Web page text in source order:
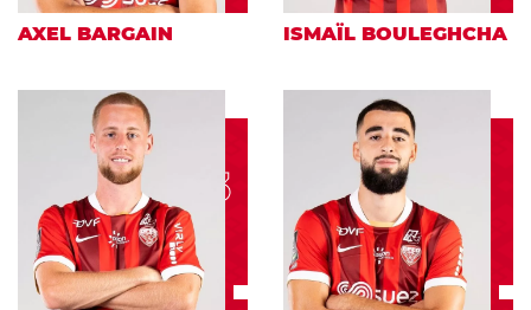
AXEL BARGAIN ISMAÏL BOULEGHCHA
23